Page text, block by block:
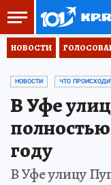
НОВОСТИ
НОВОСТИ ЧТО
В Уфе
полностью
году
В Уфе улицу